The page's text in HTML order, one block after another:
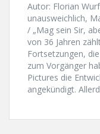
Autor: Florian
unausweichlich,
/ „Mag sein Sir,
von 36 Jahren
Fortsetzungen,
zum Vorgänger
Pictures die
angekündigt.